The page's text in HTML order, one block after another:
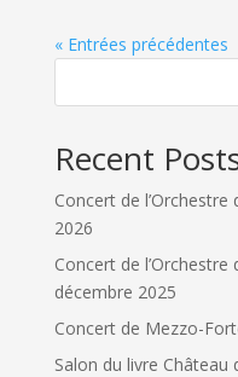
« Entrées précédentes
Recent
Concert de l’Orchestre
2026
Concert de l’Orchestre
décembre 2025
Concert de Mezzo-
Salon du livre Château